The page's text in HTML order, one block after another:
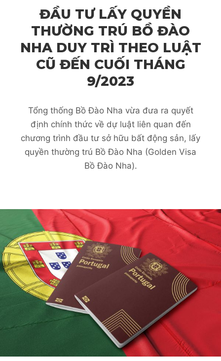
ĐẦU TƯ LẤY QUYỀN
THƯỜNG TRÚ BỒ ĐÀO
NHA DUY TRÌ THEO LUẬT
CŨ ĐẾN CUỐI THÁNG
9/2023
Tổng thống Bồ Đào Nha vừa đưa ra quyết
định chính thức về dự luật liên quan đến
chương trình đầu tư sở hữu bất động sản, lấy
quyền thường trú Bồ Đào Nha (Golden Visa
Bồ Đào Nha).